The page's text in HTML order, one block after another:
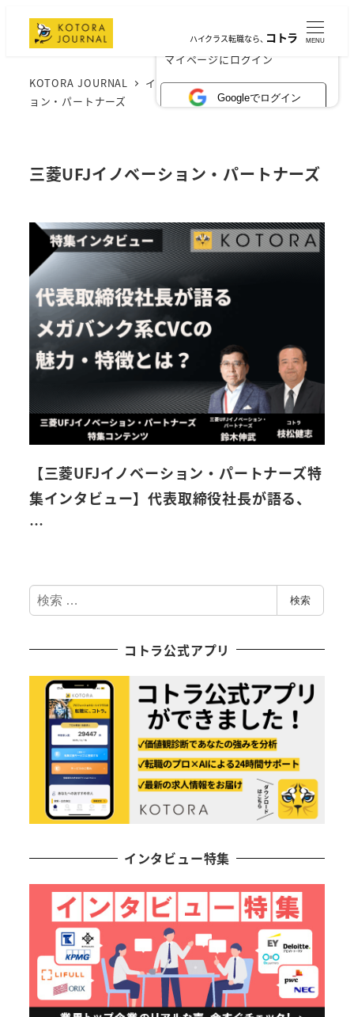
×
マイページにログイン
Googleでログイン
ハイクラス転職なら、コトラ MENU
KOTORA JOURNAL インタビュー
三菱UFJイノベーシ
ョン・パートナーズ
三菱UFJイノベーション・パートナーズ
【三菱UFJイノベーション・パートナーズ特
集インタビュー】代表取締役社長が語る、
…
検
索
検索
コトラ公式アプリ
インタビュー特集